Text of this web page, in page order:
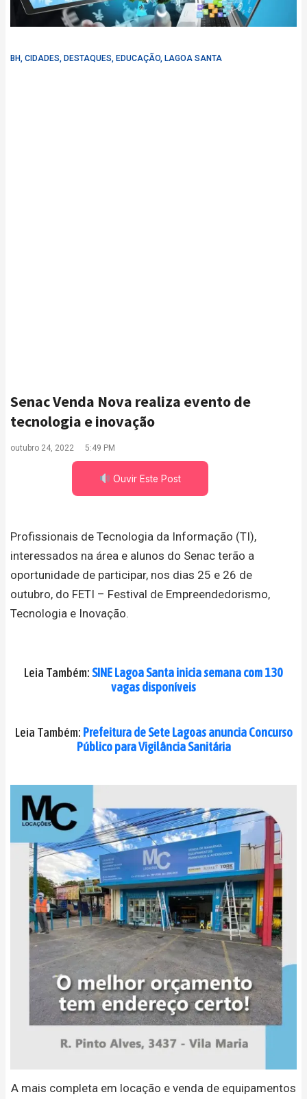
BH, CIDADES, DESTAQUES, EDUCAÇÃO, LAGOA SANTA
Senac Venda Nova realiza evento de
tecnologia e inovação
outubro 24, 2022 5:49 PM
Ouvir Este Post
Profissionais de Tecnologia da Informação (TI),
interessados na área e alunos do Senac terão a
oportunidade de participar, nos dias 25 e 26 de
outubro, do FETI – Festival de Empreendedorismo,
Tecnologia e Inovação.
Leia Também:SINE Lagoa Santa inicia semana com 130
vagas disponíveis
Leia Também: Prefeitura de Sete Lagoas anuncia Concurso
Público para Vigilância Sanitária
A mais completa em locação e venda de equipamentos